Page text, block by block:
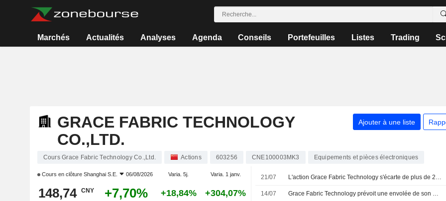
Marchés Actualités Analyses Agenda Conseils Portefeuilles Listes Trading
GRACE FABRIC TECHNOLOGY
CO.,LTD.
Ajouter à une liste
Cours Grace Fabric Technology Co.,Ltd. Actions 603256 CNE100003MK3 Equipements et pièces électroniques
Cours en clôture Shanghai S.E. 06/08/2026 Varia. 5j. Varia. 1 janv.
148,74 CNY +7,70% +18,84% +304,07%
21/07 L'action Grace Fabric Technology s'écarte de plus de 20 % sur trois séances consécutives ; le titre grimpe de 10 %
14/07 Grace Fabric Technology prévoit une envolée de son bénéfice net allant jusqu'à 364 % au premier semestre